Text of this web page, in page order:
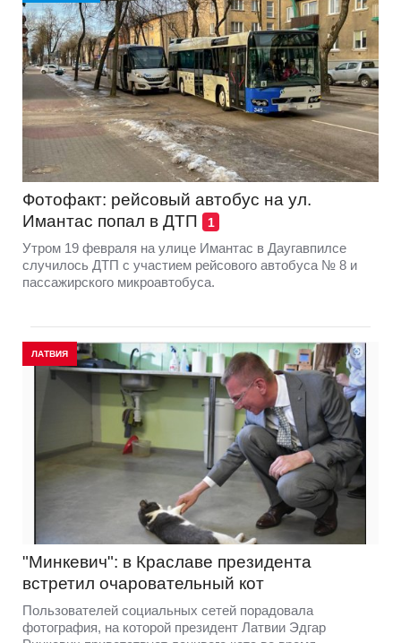
Фотофакт: рейсовый автобус на ул.
Имантас попал в ДТП
1
Утром 19 февраля на улице Имантас в Даугавпилсе
случилось ДТП с участием рейсового автобуса № 8 и
пассажирского микроавтобуса.
ЛАТВИЯ
"Минкевич": в Краславе президента
встретил очаровательный кот
Пользователей социальных сетей порадовала
фотография, на которой президент Латвии Эдгар